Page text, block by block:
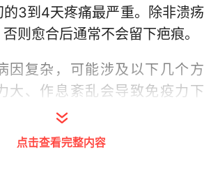
3到4天疼痛最严重。除非溃疡
则愈合后通常不会留下疤痕。
因复杂，可能涉及以下几个方
大、作息紊乱会导致免疫力下
溃疡，且常因压力复发。维生素
乏，如缺乏维生素B1、B12、叶
点击查看完整内容